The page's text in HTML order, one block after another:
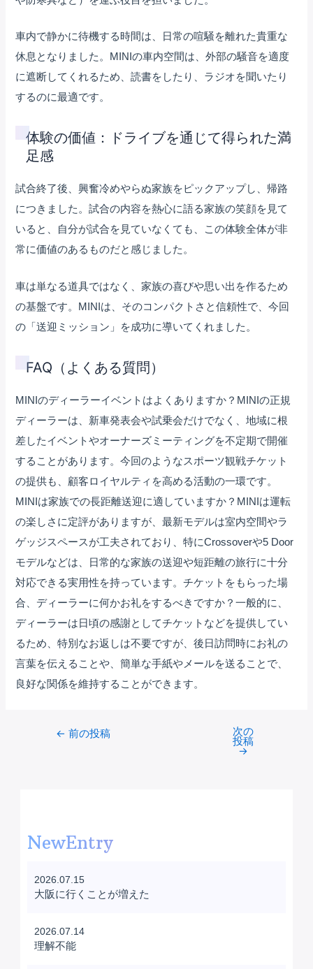
車内で静かに待機する時間は、日常の喧騒を離れた貴重な
休息となりました。MINIの車内空間は、外部の騒音を適度
に遮断してくれるため、読書をしたり、ラジオを聞いたり
するのに最適です。
体験の価値：ドライブを通じて得られた満
足感
試合終了後、興奮冷めやらぬ家族をピックアップし、帰路
につきました。試合の内容を熱心に語る家族の笑顔を見て
いると、自分が試合を見ていなくても、この体験全体が非
常に価値のあるものだと感じました。
車は単なる道具ではなく、家族の喜びや思い出を作るため
の基盤です。MINIは、そのコンパクトさと信頼性で、今回
の「送迎ミッション」を成功に導いてくれました。
FAQ（よくある質問）
MINIのディーラーイベントはよくありますか？MINIの正規
ディーラーは、新車発表会や試乗会だけでなく、地域に根
差したイベントやオーナーズミーティングを不定期で開催
することがあります。今回のようなスポーツ観戦チケット
の提供も、顧客ロイヤルティを高める活動の一環です。
MINIは家族での長距離送迎に適していますか？MINIは運転
の楽しさに定評がありますが、最新モデルは室内空間やラ
ゲッジスペースが工夫されており、特にCrossoverや5 Door
モデルなどは、日常的な家族の送迎や短距離の旅行に十分
対応できる実用性を持っています。チケットをもらった場
合、ディーラーに何かお礼をするべきですか？一般的に、
ディーラーは日頃の感謝としてチケットなどを提供してい
るため、特別なお返しは不要ですが、後日訪問時にお礼の
言葉を伝えることや、簡単な手紙やメールを送ることで、
良好な関係を維持することができます。
Post← 前の投稿 次の
投稿
→
NewEntry
2026.07.15
大阪に行くことが増えた
2026.07.14
理解不能